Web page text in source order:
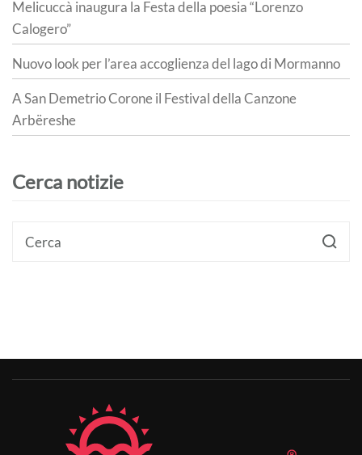
Melicuccà inaugura la Festa della poesia “Lorenzo
Calogero”
Nuovo look per l’area accoglienza del lago di Mormanno
A San Demetrio Corone il Festival della Canzone
Arbëreshe
Cerca notizie